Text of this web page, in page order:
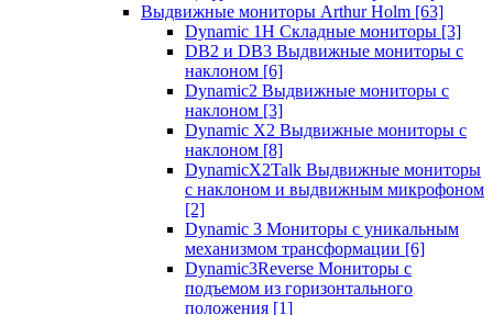
Выдвижные мониторы Arthur Holm [63]
Dynamic 1Н Складные мониторы [3]
DB2 и DB3 Выдвижные мониторы с
наклоном [6]
Dynamic2 Выдвижные мониторы с
наклоном [3]
Dynamic X2 Выдвижные мониторы с
наклоном [8]
DynamicX2Talk Выдвижные мониторы
с наклоном и выдвижным микрофоном
[2]
Dynamic 3 Мониторы с уникальным
механизмом трансформации [6]
Dynamic3Reverse Мониторы с
подъемом из горизонтального
положения [1]